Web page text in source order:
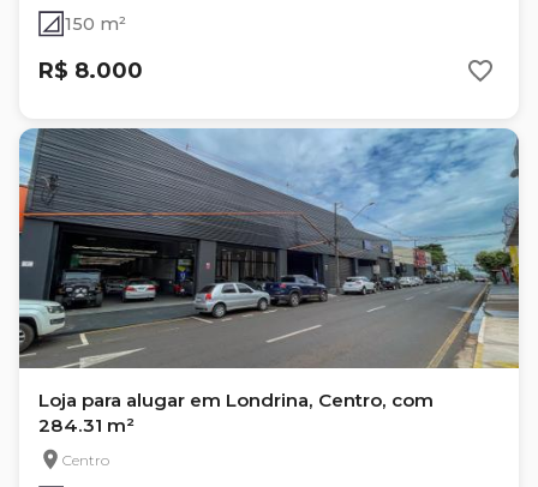
150 m²
R$ 8.000
Loja para alugar em Londrina, Centro, com
284.31 m²
Centro